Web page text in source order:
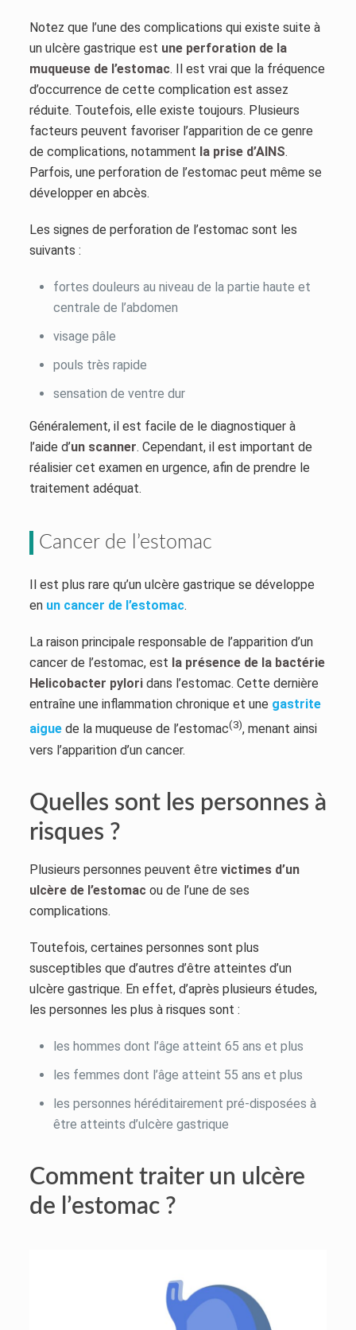
Notez que l’une des complications qui existe suite à
un ulcère gastrique est une perforation de la
muqueuse de l’estomac. Il est vrai que la fréquence
d’occurrence de cette complication est assez
réduite. Toutefois, elle existe toujours. Plusieurs
facteurs peuvent favoriser l’apparition de ce genre
de complications, notamment la prise d’AINS.
Parfois, une perforation de l’estomac peut même se
développer en abcès.
Les signes de perforation de l’estomac sont les
suivants :
fortes douleurs au niveau de la partie haute et
centrale de l’abdomen
visage pâle
pouls très rapide
sensation de ventre dur
Généralement, il est facile de le diagnostiquer à
l’aide d’un scanner. Cependant, il est important de
réalisier cet examen en urgence, afin de prendre le
traitement adéquat.
Cancer de l’estomac
Il est plus rare qu’un ulcère gastrique se développe
en un cancer de l’estomac.
La raison principale responsable de l’apparition d’un
cancer de l’estomac, est la présence de la bactérie
Helicobacter pyloridans l’estomac. Cette dernière
entraîne une inflammation chronique et une gastrite
aiguede la muqueuse de l’estomac(3), menant ainsi
vers l’apparition d’un cancer.
Quelles sont les personnes à
risques ?
Plusieurs personnes peuvent être victimes d’un
ulcère de l’estomac ou de l’une de ses
complications.
Toutefois, certaines personnes sont plus
susceptibles que d’autres d’être atteintes d’un
ulcère gastrique. En effet, d’après plusieurs études,
les personnes les plus à risques sont :
les hommes dont l’âge atteint 65 ans et plus
les femmes dont l’âge atteint 55 ans et plus
les personnes héréditairement pré-disposées à
être atteints d’ulcère gastrique
Comment traiter un ulcère
de l’estomac ?